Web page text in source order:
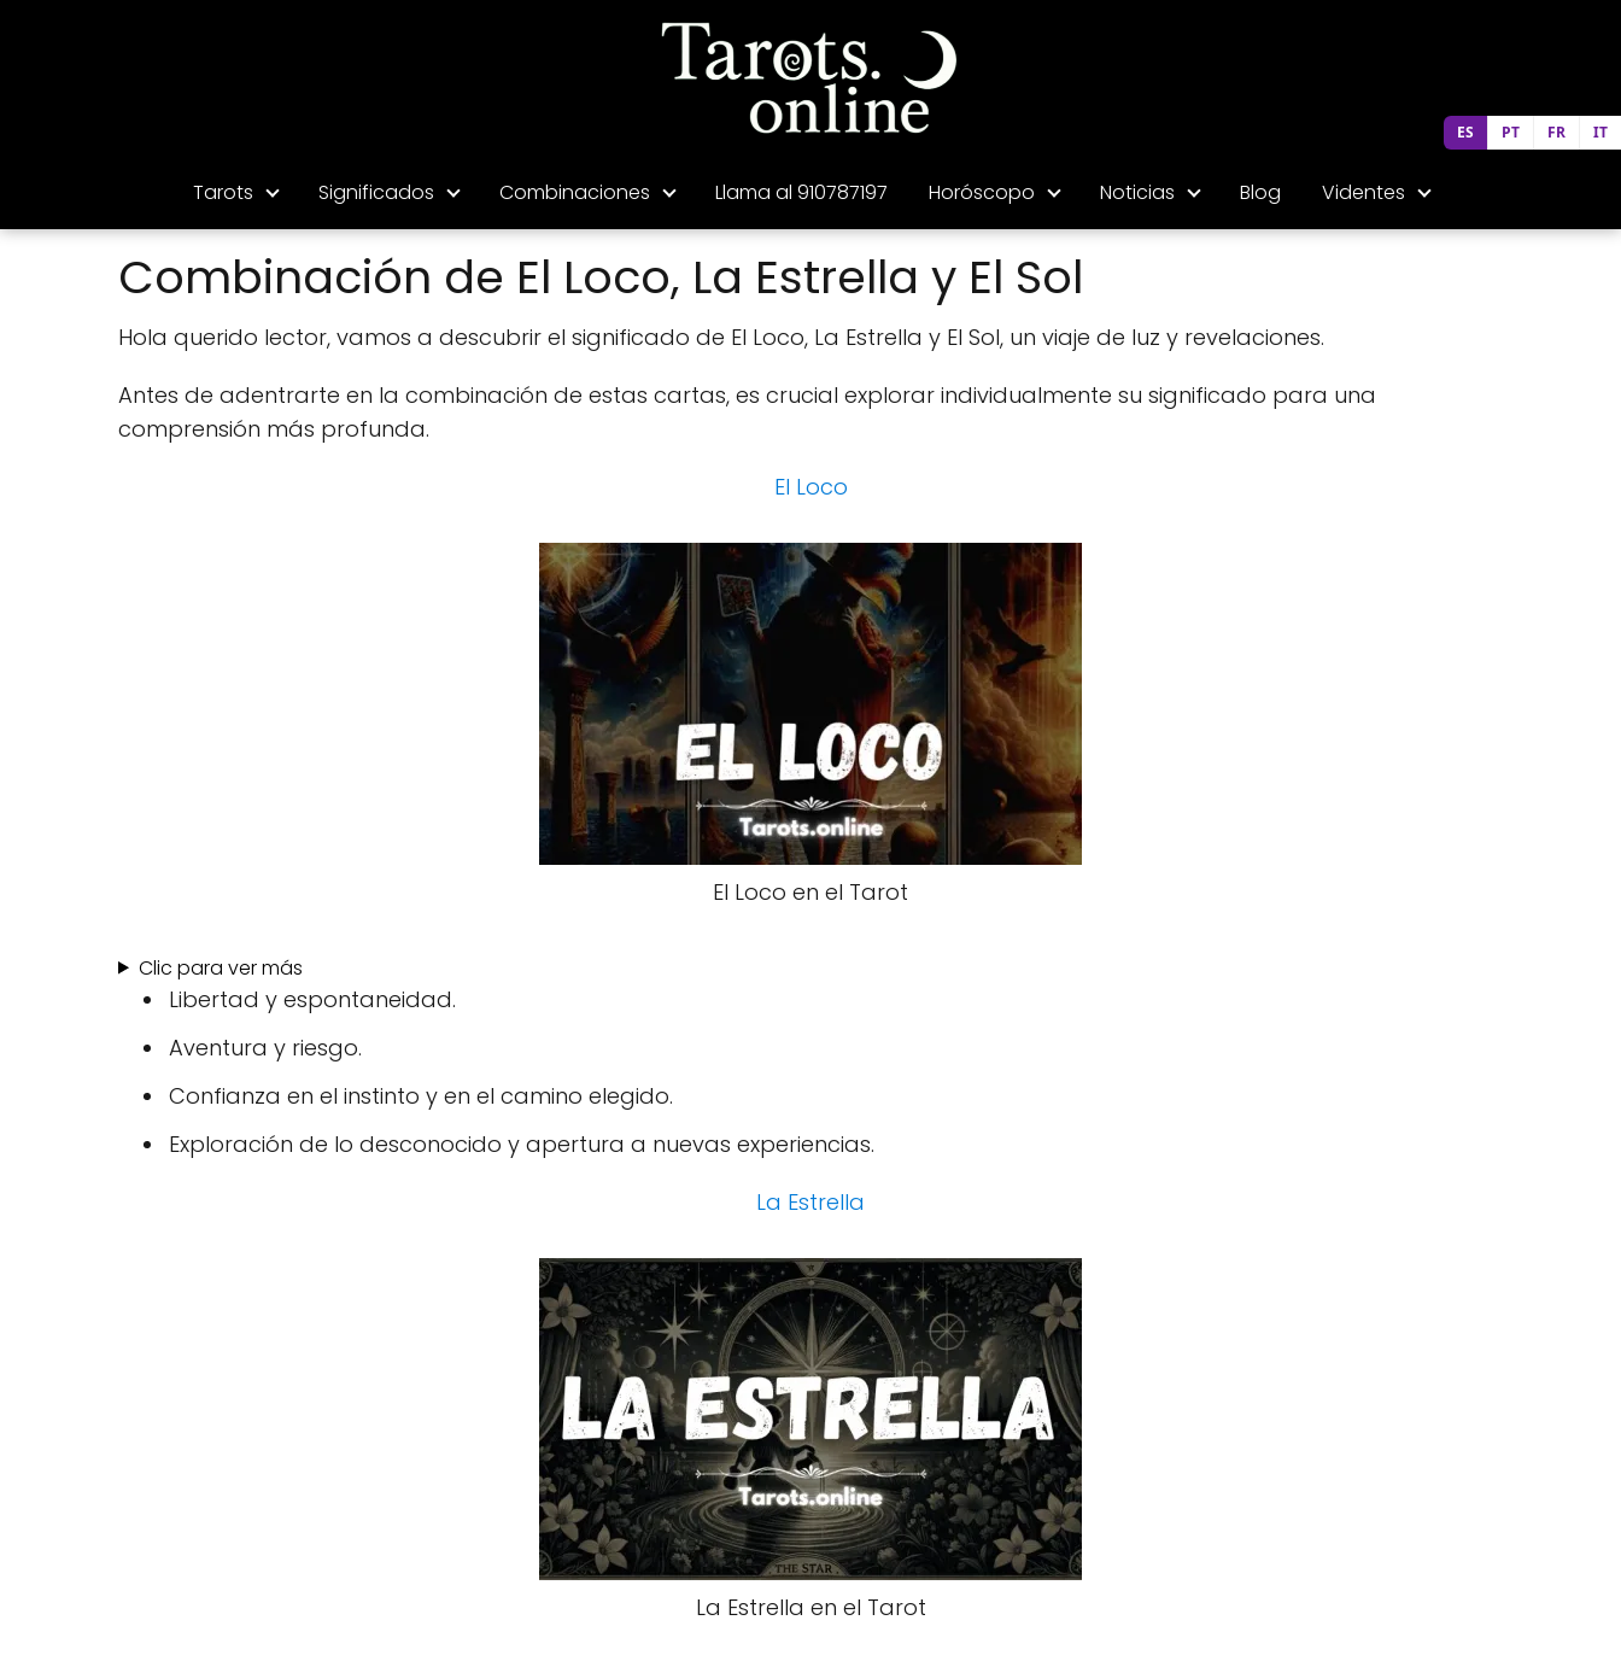
Tarots Significados Combinaciones Llama al 910787197 Horóscopo Noticias Blog Videntes
Combinación de El Loco, La Estrella y El Sol
Hola querido lector, vamos a descubrir el significado de El Loco, La Estrella y El Sol, un viaje de luz y revelaciones.
Antes de adentrarte en la combinación de estas cartas, es crucial explorar individualmente su significado para una
comprensión más profunda.
El Loco
El Loco en el Tarot
Clic para ver más
Libertad y espontaneidad.
Aventura y riesgo.
Confianza en el instinto y en el camino elegido.
Exploración de lo desconocido y apertura a nuevas experiencias.
La Estrella
La Estrella en el Tarot
ES PT FR IT